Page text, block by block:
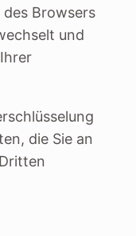
des Browsers
und
die Sie an